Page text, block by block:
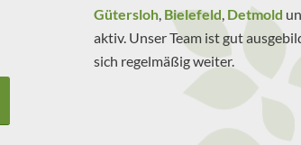
Gütersloh Bielefeld Detmold
aktiv. Unser Team ist gut
sich regelmäßig weiter.